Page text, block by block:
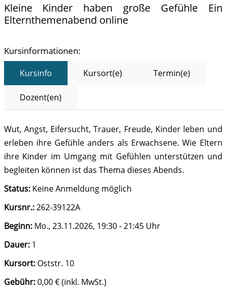
Kleine Kinder haben große Gefühle Ein
Elternthemenabend online
Kursinformationen:
Kursinfo Kursort(e) Termin(e)
Dozent(en)
Wut, Angst, Eifersucht, Trauer, Freude, Kinder leben und
erleben ihre Gefühle anders als Erwachsene. Wie Eltern
ihre Kinder im Umgang mit Gefühlen unterstützen und
begleiten können ist das Thema dieses Abends.
Status: Keine Anmeldung möglich
Kursnr.:262-39122A
Beginn: Mo., 23.11.2026, 19:30 - 21:45 Uhr
Dauer:1
Kursort:Oststr. 10
Gebühr:0,00 € (inkl. MwSt.)